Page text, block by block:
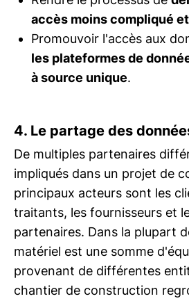
accès moins compliqué
Promouvoir l'accès aux
les plateformes de
à source unique.
4. Le partage des
De multiples partenaires
impliqués dans un projet de
principaux acteurs sont les
traitants, les fournisseurs et
partenaires. Dans la plupart
matériel est une somme
provenant de différentes
chantier de construction